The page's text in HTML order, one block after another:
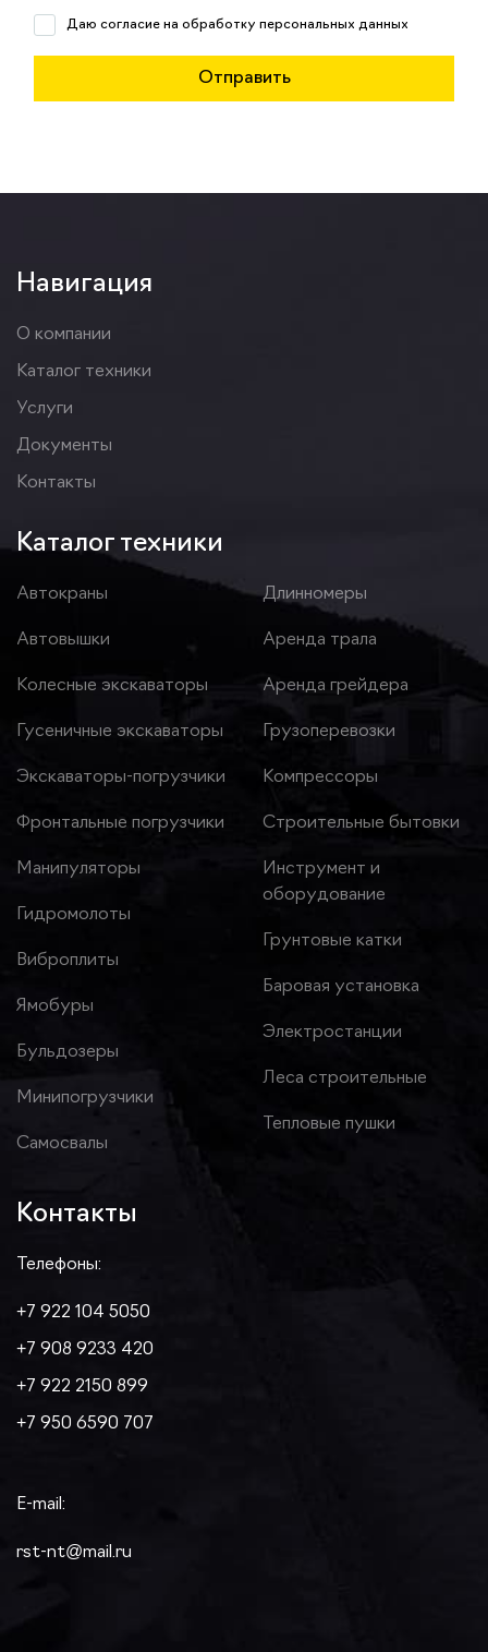
Даю согласие на обработку персональных данных
Навигация
О компании
Каталог техники
Услуги
Документы
Контакты
Каталог техники
Автокраны
Автовышки
Колесные экскаваторы
Гусеничные экскаваторы
Экскаваторы-погрузчики
Фронтальные погрузчики
Манипуляторы
Гидромолоты
Виброплиты
Ямобуры
Бульдозеры
Минипогрузчики
Самосвалы
Длинномеры
Аренда трала
Аренда грейдера
Грузоперевозки
Компрессоры
Строительные бытовки
Инструмент и
оборудование
Грунтовые катки
Баровая установка
Электростанции
Леса строительные
Тепловые пушки
Контакты
Телефоны:
+7 922 104 5050
+7 908 9233 420
+7 922 2150 899
+7 950 6590 707
E-mail:
rst-nt@mail.ru